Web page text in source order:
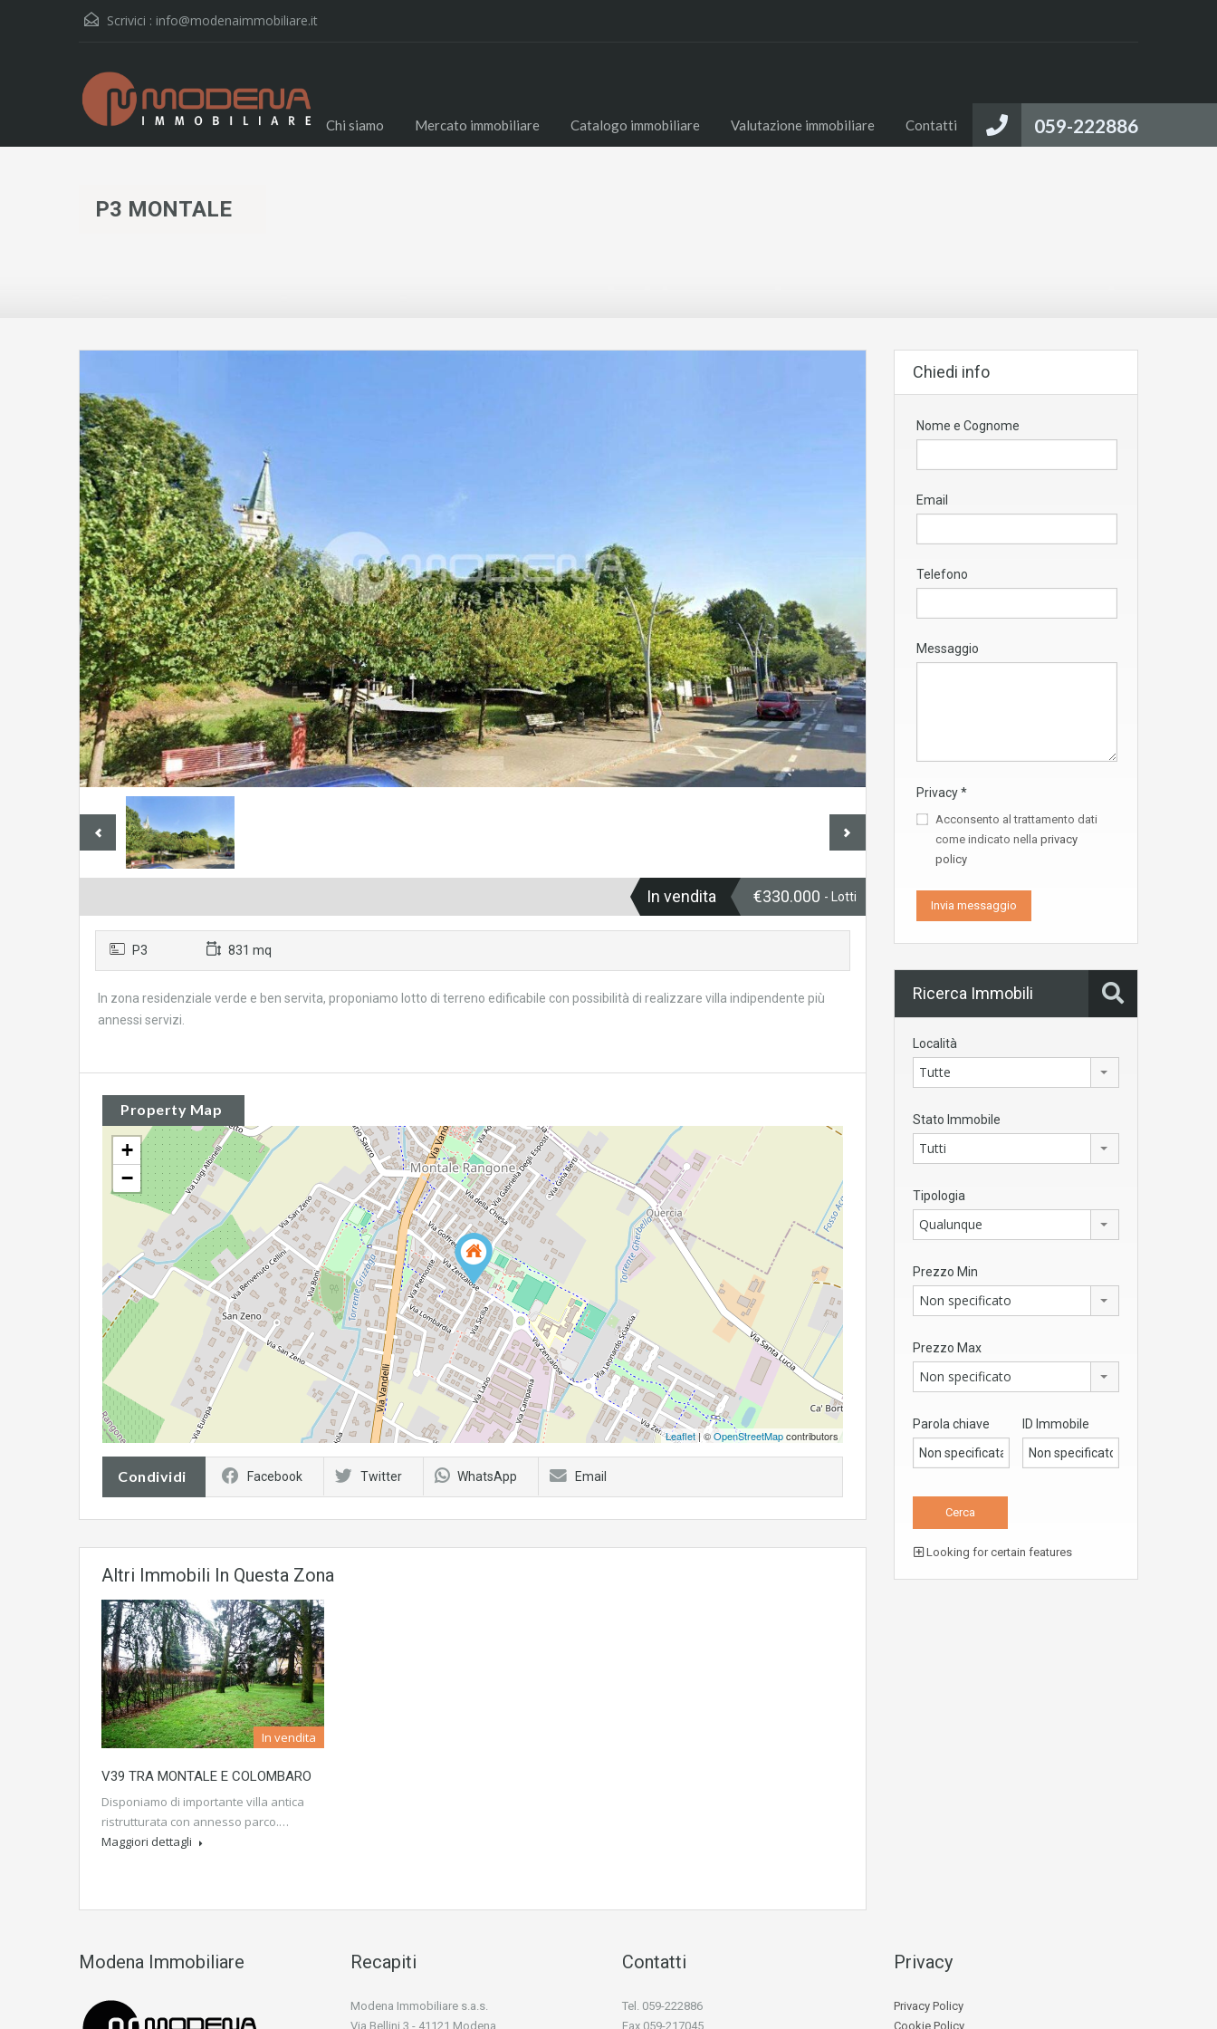
Scrivici : info@modenaimmobiliare.it
059-222886
Chi siamo Mercato immobiliare Catalogo immobiliare Valutazione immobiliare Contatti
P3 MONTALE
In vendita €330.000 - Lotti
P3 831 mq
In zona residenziale verde e ben servita, proponiamo lotto di terreno edificabile con possibilità di realizzare villa indipendente più
annessi servizi.
Property Map
+
−
Leaflet| ©OpenStreetMapcontributors
Condividi Facebook Twitter WhatsApp Email
Altri Immobili In Questa Zona
In vendita
V39 TRA MONTALE E COLOMBARO
Disponiamo di importante villa antica
ristrutturata con annesso parco.…
Maggiori dettagli
Chiedi info
Nome e Cognome
Email
Telefono
Messaggio
Privacy*
Acconsento al trattamento dati
come indicato nella privacy
policy
Ricerca Immobili
Località
Tutte
Stato Immobile
Tutti
Tipologia
Qualunque
Prezzo Min
Non specificato
Prezzo Max
Non specificato
Parola chiave ID Immobile
Looking for certain features
Modena Immobiliare Recapiti
Modena Immobiliare s.a.s.
Via Bellini 3 - 41121 Modena
Contatti
Tel. 059-222886
Fax 059-217045
Privacy
Privacy Policy
Cookie Policy